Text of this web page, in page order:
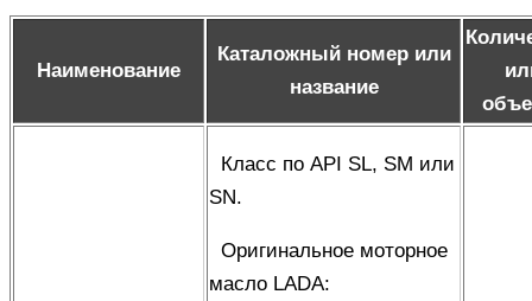
Наименование
Каталожный номер или
название
Класс по API SL, SM или
SN.
Оригинальное моторное
масло LADA: